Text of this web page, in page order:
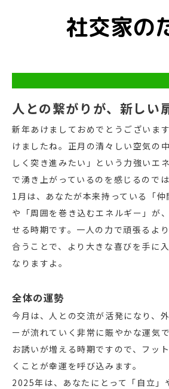
人との繋がりが、新しい
新年あけましておめでとうございま
けましたね。正月の清々しい空気の
しく突き進みたい」という力強いエ
で湧き上がっているのを感じるので
1月は、あなたが本来持っている「仲
や「周囲を巻き込むエネルギー」が
せる時期です。一人の力で頑張るよ
合うことで、より大きな喜びを手に
なりますよ。
全体の運勢
今月は、人との交流が活発になり、
ーが流れていく非常に賑やかな運気
お誘いが増える時期ですので、フッ
くことが幸運を呼び込みます。
2025年は、あなたにとって「自立」